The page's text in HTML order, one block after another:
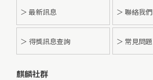
＞ 最新訊息 ＞ 聯絡我們
＞ 得獎訊息查詢 ＞ 常見問題
麒麟社群